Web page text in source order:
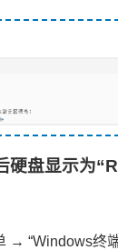
硬盘显示为
→ “Windows终